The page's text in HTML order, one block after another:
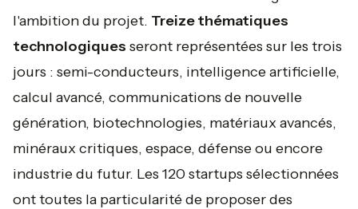
l'ambition du projet. Treize thématiques
technologiques seront représentées sur les trois
jours : semi-conducteurs, intelligence artificielle,
calcul avancé, communications de nouvelle
génération, biotechnologies, matériaux avancés,
minéraux critiques, espace, défense ou encore
industrie du futur. Les 120 startups sélectionnées
ont toutes la particularité de proposer des